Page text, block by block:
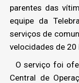
parentes das
equipe da
serviços de
velocidades de 20
O serviço foi
Central de